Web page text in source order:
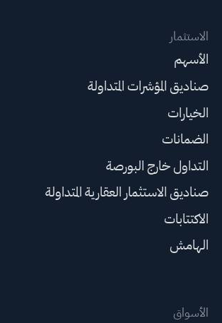
الاستثمار
الأسهم
صناديق المؤشرات المتداولة
الخيارات
الضمانات
التداول خارج البورصة
صناديق الاستثمار العقارية المتداولة
الاكتتابات
الهامش
الأسواق